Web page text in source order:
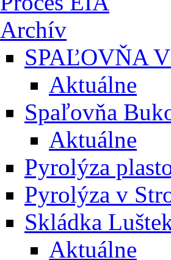
Archív
SPAĽOVŇA
Aktuálne
Spaľovňa
Aktuálne
Pyrolýza
Pyrolýza v
Skládka
Aktuálne